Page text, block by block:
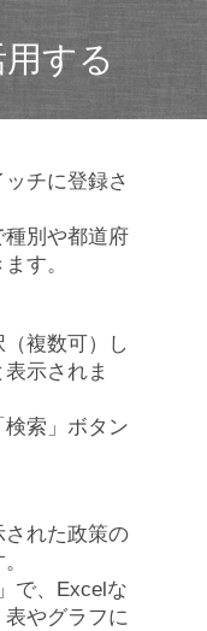
する
チに登録さ
種別や都道府
す。
複数可）し
示されま
索」ボタン
れた政策の
で、Excelな
やグラフに